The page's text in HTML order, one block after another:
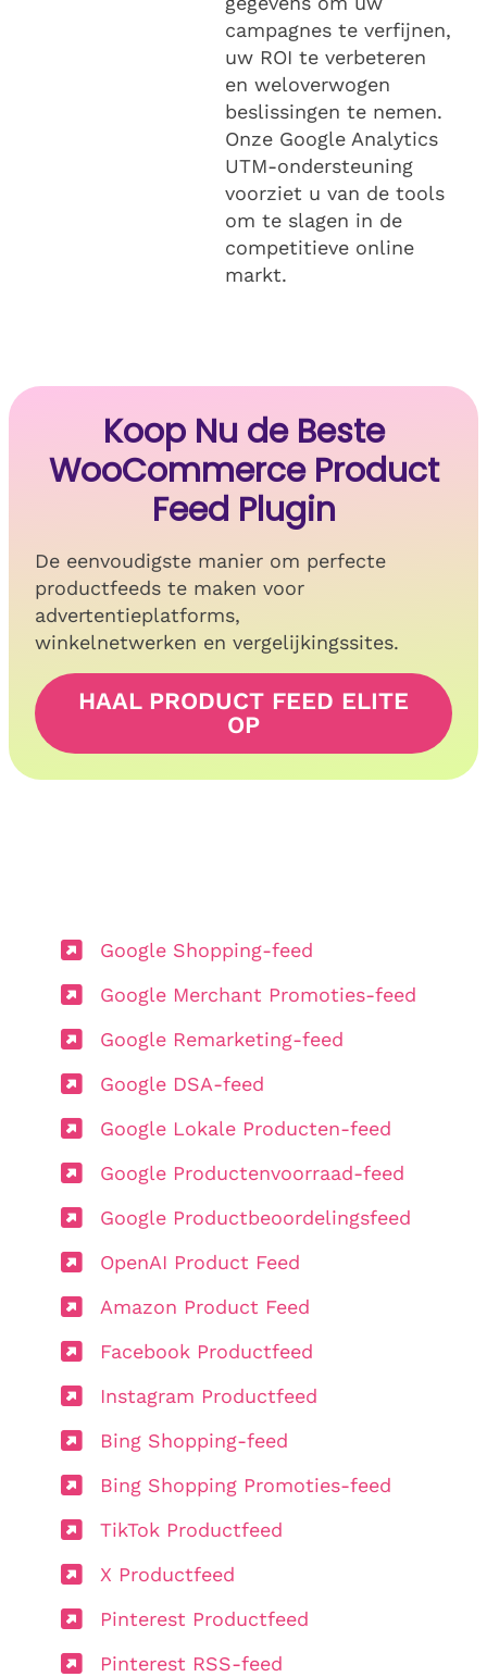
campagnes te verfijnen,
uw ROI te verbeteren
en weloverwogen
beslissingen te nemen.
Onze Google Analytics
UTM-ondersteuning
voorziet u van de tools
om te slagen in de
competitieve online
markt.
Koop Nu de Beste
WooCommerce Product
Feed Plugin
De eenvoudigste manier om perfecte
productfeeds te maken voor
advertentieplatforms,
winkelnetwerken en vergelijkingssites.
HAAL PRODUCT FEED ELITE
OP
Google Shopping-feed
Google Merchant Promoties-feed
Google Remarketing-feed
Google DSA-feed
Google Lokale Producten-feed
Google Productenvoorraad-feed
Google Productbeoordelingsfeed
OpenAI Product Feed
Amazon Product Feed
Facebook Productfeed
Instagram Productfeed
Bing Shopping-feed
Bing Shopping Promoties-feed
TikTok Productfeed
X Productfeed
Pinterest Productfeed
Pinterest RSS-feed